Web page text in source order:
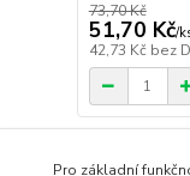
73,70 Kč
51,70 Kč/
42,73 Kč bez
Pro základní